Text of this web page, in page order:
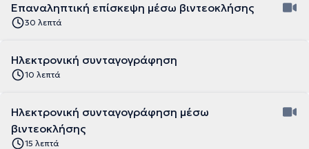
Επαναληπτική επίσκεψη μέσω βιντεοκλήσης
30 λεπτά
Ηλεκτρονική συνταγογράφηση
10 λεπτά
Ηλεκτρονική συνταγογράφηση μέσω
βιντεοκλήσης
15 λεπτά